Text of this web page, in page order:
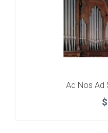
Ad Nos Ad
$